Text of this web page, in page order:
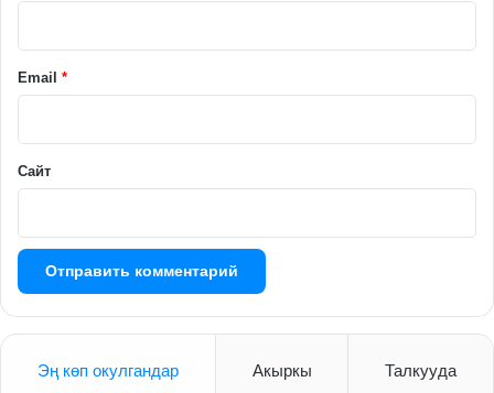
р
й
Email *
Сайт
Эң көп окулгандар Акыркы Талкууда